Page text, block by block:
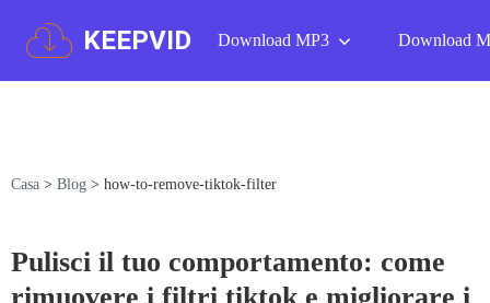
KEEPVID Download MP3 Download
Casa > Blog > how-to-remove-tiktok-filter
Pulisci il tuo comportamento: come